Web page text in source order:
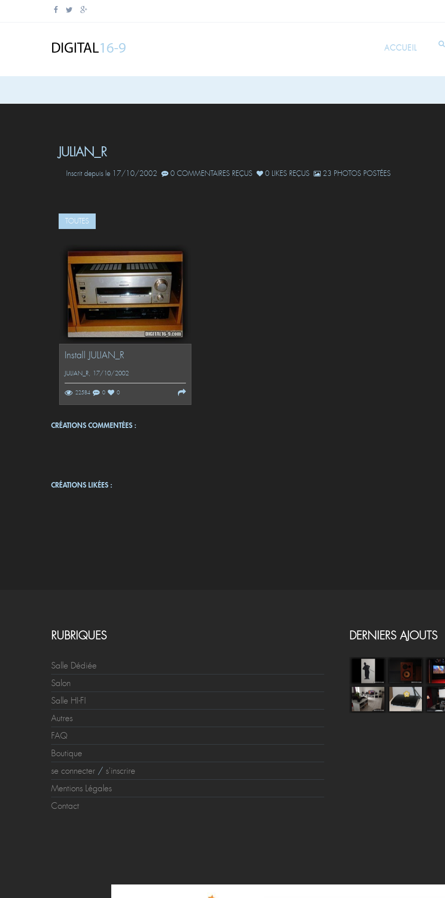
ACCUEIL
JULIAN_R
Inscrit depuis le 17/10/2002 0 COMMENTAIRES REÇUS 0 LIKES REÇUS 23 PHOTOS POSTÉES
TOUTES
Install JULIAN_R
JULIAN_R, 17/10/2002
22584 0 0
CRÉATIONS COMMENTÉES :
CRÉATIONS LIKÉES :
RUBRIQUES
Salle Dédiée
Salon
Salle HI-FI
Autres
FAQ
Boutique
se connecter / s'inscrire
Mentions Légales
Contact
DERNIERS AJOUTS